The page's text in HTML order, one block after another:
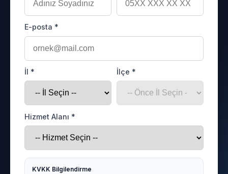
E-posta *
İl * İlçe *
Hizmet Alanı *
KVKK Bilgilendirme